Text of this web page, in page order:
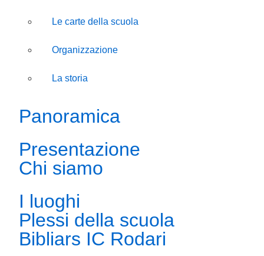
Le carte della scuola
Organizzazione
La storia
Panoramica
Presentazione
Chi siamo
I luoghi
Plessi della scuola
Bibliars IC Rodari